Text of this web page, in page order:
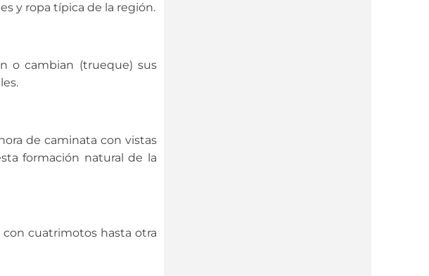
y ropa típica de la región.
o cambian (trueque) sus
de caminata con vistas
formación natural de la
cuatrimotos hasta otra